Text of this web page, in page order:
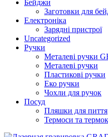
Бейджи
Заготовки для
Електроніка
Зарядні пристрої
Uncategorized
Ручки
Металеві ручки
Металеві ручки
Пластикові ручки
Еко ручки
Чохли для ручок
Посуд
Пляшки для пиття
Термоси та